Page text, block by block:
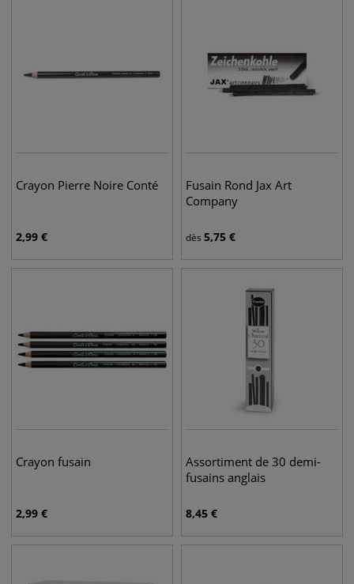
Crayon Pierre Noire Conté
2,99 €
Fusain Rond Jax Art
Company
dès 5,75 €
Crayon fusain
2,99 €
Assortiment de 30 demi-
fusains anglais
8,45 €